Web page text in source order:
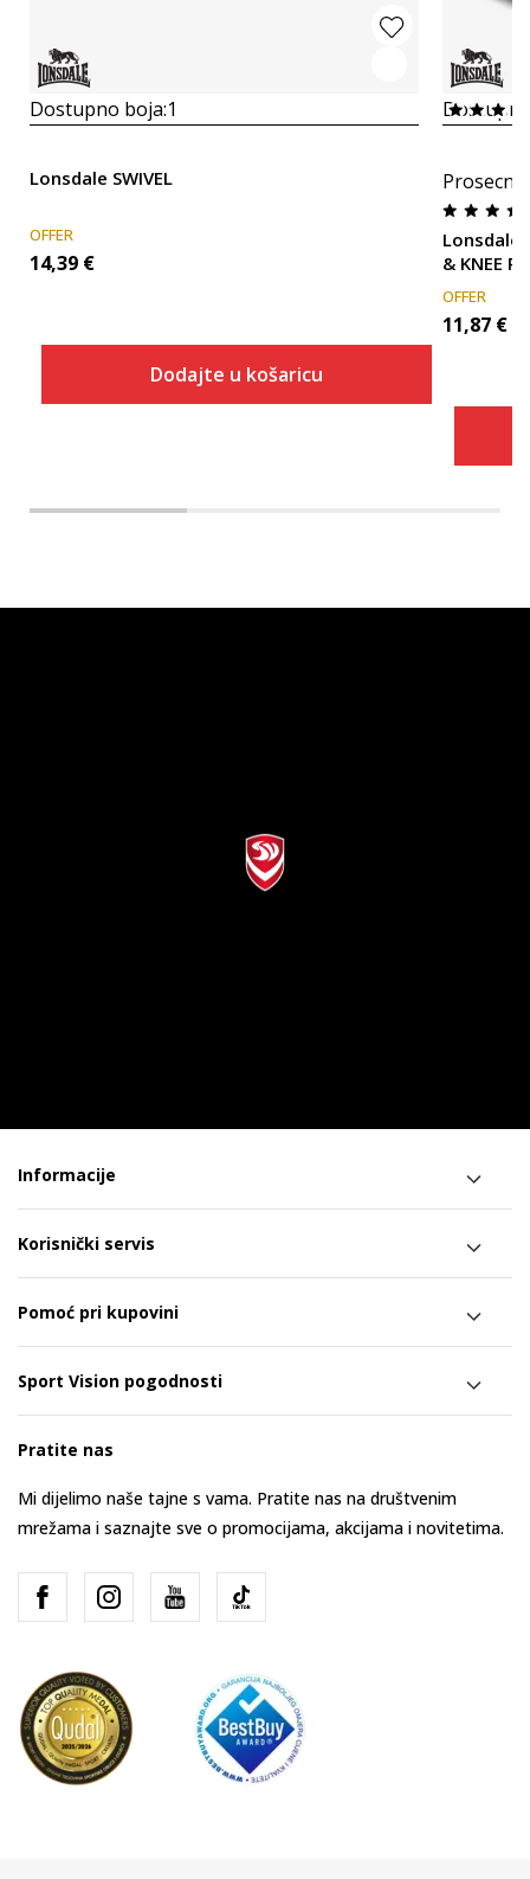
Dostupno boja:1
Lonsdale SWIVEL
OFFER
14,39 €
Dodajte u košaricu
Lonsdale
& KNEE
OFFER
11,87 €
Informacije
Korisnički servis
Pomoć pri kupovini
Sport Vision pogodnosti
Pratite nas
Mi dijelimo naše tajne s vama. Pratite nas na društvenim
mrežama i saznajte sve o promocijama, akcijama i novitetima.